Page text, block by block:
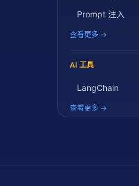
Prompt 注入
查看更多 →
AI 工具
LangChain
查看更多 →